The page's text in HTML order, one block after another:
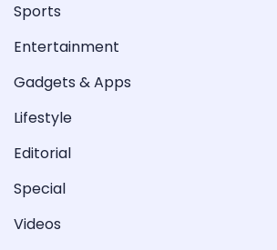
Sports
Entertainment
Gadgets & Apps
Lifestyle
Editorial
Special
Videos